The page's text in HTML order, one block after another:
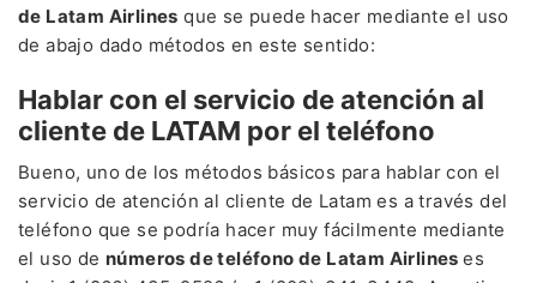
de Latam Airlines que se puede hacer mediante el uso
de abajo dado métodos en este sentido:
Hablar con el servicio de atención al
cliente de LATAM por el teléfono
Bueno, uno de los métodos básicos para hablar con el
servicio de atención al cliente de Latam es a través del
teléfono que se podría hacer muy fácilmente mediante
el uso de números de teléfono de Latam Airlineses